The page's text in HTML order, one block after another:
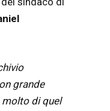
grande
di quel